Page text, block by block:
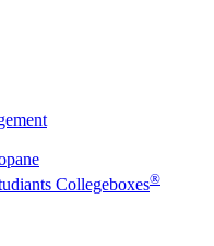
Collegeboxes®